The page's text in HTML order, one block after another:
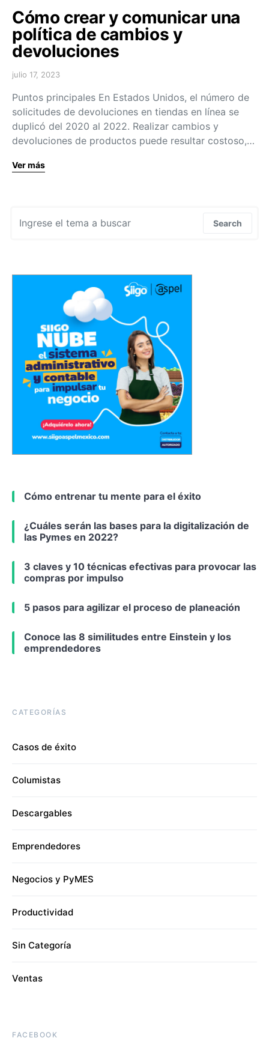
Cómo crear y comunicar una
política de cambios y
devoluciones
julio 17, 2023
Puntos principales En Estados Unidos, el número de
solicitudes de devoluciones en tiendas en línea se
duplicó del 2020 al 2022. Realizar cambios y
devoluciones de productos puede resultar costoso,…
Ver más
Search
Cómo entrenar tu mente para el éxito
¿Cuáles serán las bases para la digitalización de
las Pymes en 2022?
3 claves y 10 técnicas efectivas para provocar las
compras por impulso
5 pasos para agilizar el proceso de planeación
Conoce las 8 similitudes entre Einstein y los
emprendedores
CATEGORÍAS
Casos de éxito
Columistas
Descargables
Emprendedores
Negocios y PyMES
Productividad
Sin Categoría
Ventas
FACEBOOK